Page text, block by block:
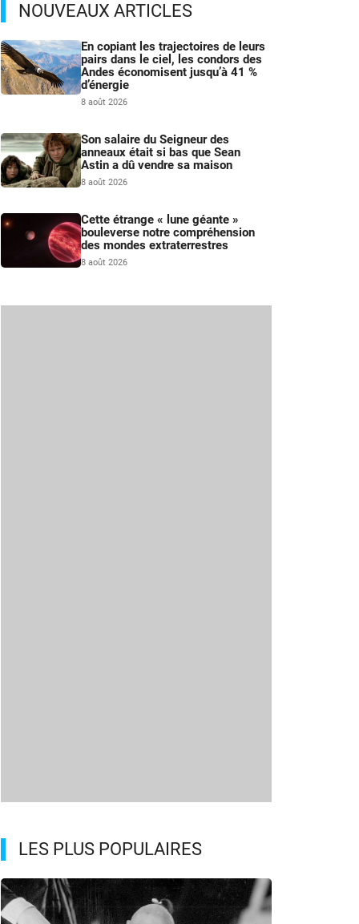
NOUVEAUX ARTICLES
En copiant les trajectoires de leurs
pairs dans le ciel, les condors des
Andes économisent jusqu’à 41 %
d’énergie
8 août 2026
Son salaire du Seigneur des
anneaux était si bas que Sean
Astin a dû vendre sa maison
8 août 2026
Cette étrange « lune géante »
bouleverse notre compréhension
des mondes extraterrestres
8 août 2026
LES PLUS POPULAIRES